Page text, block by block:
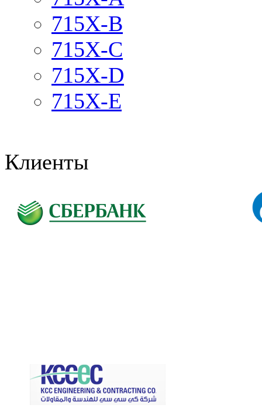
715X-B
715X-C
715X-D
715X-E
Клиенты